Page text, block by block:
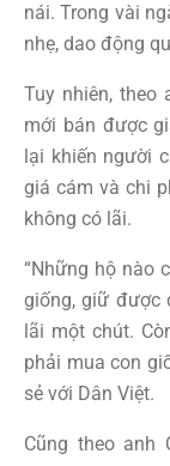
nái. Trong vài
nhẹ, dao động
Tuy nhiên, theo
mới bán được
lại khiến người
giá cám và chi
không có lãi.
“Những hộ nào
giống, giữ được
lãi một chút.
phải mua con
sẻ với Dân Việt.
Cũng theo anh